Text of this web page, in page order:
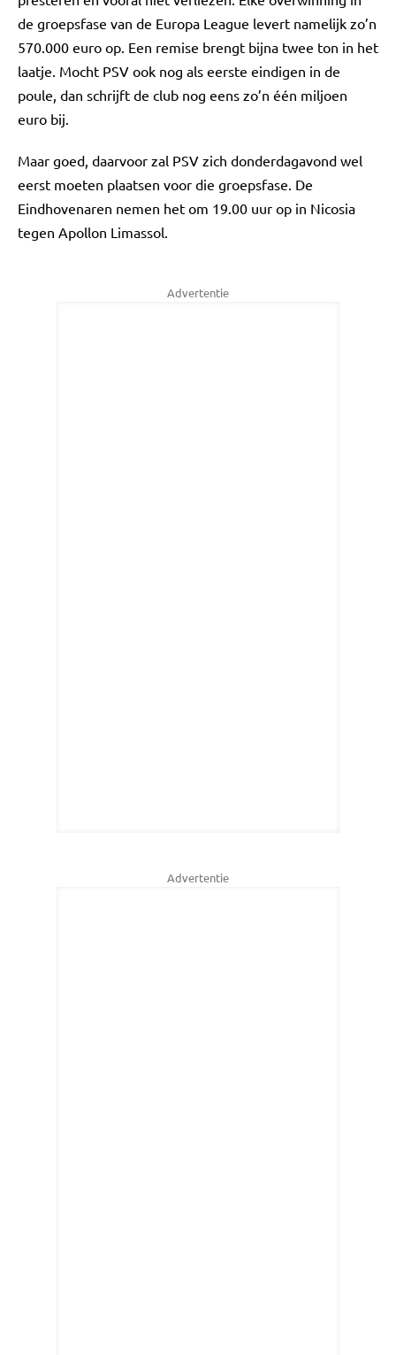
de groepsfase van de Europa League levert namelijk zo’n
570.000 euro op. Een remise brengt bijna twee ton in het
laatje. Mocht PSV ook nog als eerste eindigen in de
poule, dan schrijft de club nog eens zo’n één miljoen
euro bij.
Maar goed, daarvoor zal PSV zich donderdagavond wel
eerst moeten plaatsen voor die groepsfase. De
Eindhovenaren nemen het om 19.00 uur op in Nicosia
tegen Apollon Limassol.
Advertentie
Advertentie